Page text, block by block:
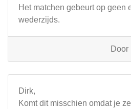
Het matchen gebeurt op geen
wederzijds.
Door
Dirk,
Komt dit misschien omdat je